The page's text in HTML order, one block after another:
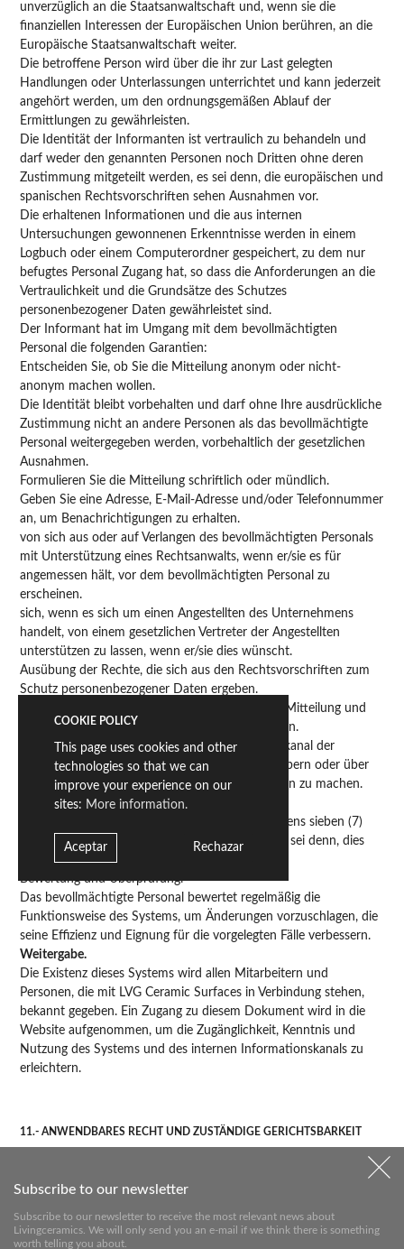
unverzüglich an die Staatsanwaltschaft und, wenn sie die
finanziellen Interessen der Europäischen Union berühren, an die
Europäische Staatsanwaltschaft weiter.
Die betroffene Person wird über die ihr zur Last gelegten
Handlungen oder Unterlassungen unterrichtet und kann jederzeit
angehört werden, um den ordnungsgemäßen Ablauf der
Ermittlungen zu gewährleisten.
Die Identität der Informanten ist vertraulich zu behandeln und
darf weder den genannten Personen noch Dritten ohne deren
Zustimmung mitgeteilt werden, es sei denn, die europäischen und
spanischen Rechtsvorschriften sehen Ausnahmen vor.
Die erhaltenen Informationen und die aus internen
Untersuchungen gewonnenen Erkenntnisse werden in einem
Logbuch oder einem Computerordner gespeichert, zu dem nur
befugtes Personal Zugang hat, so dass die Anforderungen an die
Vertraulichkeit und die Grundsätze des Schutzes
personenbezogener Daten gewährleistet sind.
Der Informant hat im Umgang mit dem bevollmächtigten
Personal die folgenden Garantien:
Entscheiden Sie, ob Sie die Mitteilung anonym oder nicht-
anonym machen wollen.
Die Identität bleibt vorbehalten und darf ohne Ihre ausdrückliche
Zustimmung nicht an andere Personen als das bevollmächtigte
Personal weitergegeben werden, vorbehaltlich der gesetzlichen
Ausnahmen.
Formulieren Sie die Mitteilung schriftlich oder mündlich.
Geben Sie eine Adresse, E-Mail-Adresse und/oder Telefonnummer
an, um Benachrichtigungen zu erhalten.
von sich aus oder auf Verlangen des bevollmächtigten Personals
mit Unterstützung eines Rechtsanwalts, wenn er/sie es für
angemessen hält, vor dem bevollmächtigten Personal zu
erscheinen.
sich, wenn es sich um einen Angestellten des Unternehmens
handelt, von einem gesetzlichen Vertreter der Angestellten
unterstützen zu lassen, wenn er/sie dies wünscht.
Ausübung der Rechte, die sich aus den Rechtsvorschriften zum
Schutz personenbezogener Daten ergeben.
Auskunft über den Stand der Bearbeitung Ihrer Mitteilung und
über die Ergebnisse der Untersuchung zu erhalten.
Eine Mitteilung über den externen Informationskanal der
Unabhängigen Stelle zum Schutz von Hinweisgebern oder über
die entsprechenden Behörden oder Einrichtungen zu machen.
In keinem Fall Repressalien zu erleiden.
eine Empfangsbestätigung innerhalb von höchstens sieben (7)
Kalendertagen nach der Meldung zu erhalten, es sei denn, dies
könnte die Vertraulichkeit gefährden.
Bewertung und Überprüfung.
Das bevollmächtigte Personal bewertet regelmäßig die
Funktionsweise des Systems, um Änderungen vorzuschlagen, die
seine Effizienz und Eignung für die vorgelegten Fälle verbessern.
Weitergabe.
Die Existenz dieses Systems wird allen Mitarbeitern und
Personen, die mit LVG Ceramic Surfaces in Verbindung stehen,
bekannt gegeben. Ein Zugang zu diesem Dokument wird in die
Website aufgenommen, um die Zugänglichkeit, Kenntnis und
Nutzung des Systems und des internen Informationskanals zu
erleichtern.
11.- ANWENDBARES RECHT UND ZUSTÄNDIGE GERICHTSBARKEIT
Der vorliegende Rechtshinweis wird in Übereinstimmung mit der
Surfaces und die Benutzer unterwerfen sich, unter
ausdrücklichem Verzicht auf jede andere ihnen zustehende
Gerichtsbarkeit, den Gerichten und Tribunalen des Wohnsitzes
Subscribe to our newsletter
Subscribe to our newsletter to receive the most relevant news about
Livingceramics. We will only send you an e-mail if we think there is something
worth telling you about.
COOKIE POLICY
This page uses cookies and other
technologies so that we can
improve your experience on our
sites: More information.
Aceptar Rechazar